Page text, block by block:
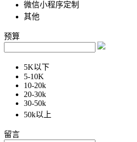
微信小程序定制
其他
预算
5K以下
5-10K
10-20k
20-30k
30-50k
50k以上
留言